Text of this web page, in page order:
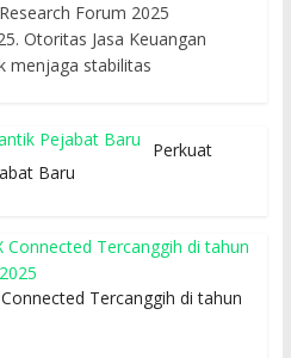
Forum 2025
Otoritas Jasa Keuangan
menjaga stabilitas
Perkuat
Baru
Tercanggih di tahun